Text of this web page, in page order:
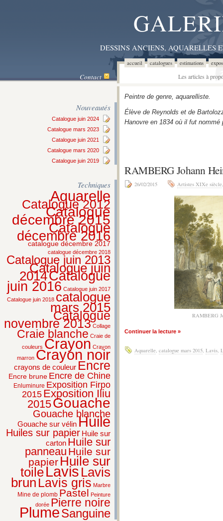
DESSINS ANCIENS,
accueil catalogues estimations
Contact Les articles à
Nouveautés
Catalogue juin 2024
Catalogue mars 2023
Catalogue juin 2021
Catalogue mars 2020
Catalogue juin 2019
Techniques
Aquarelle
Catalogue 2012
Catalogue
décembre 2015
Catalogue
décembre 2016
catalogue décembre 2017
catalogue décembre 2018
Catalogue juin 2013
Catalogue juin
2014Catalogue
juin 2016 Catalogue juin 2017
Catalogue juin 2018 catalogue
mars 2015
Catalogue
novembre 2013 Collage
Craie blanche Craie de
couleurs Crayon Crayon
marron Crayon noir
crayons de couleur Encre
Encre brune Encre de Chine
Enluminure Exposition Firpo
2015 Exposition Iliu
2015Gouache
Gouache blanche
Gouache sur vélinHuile
Huiles sur papier Huile sur
carton Huile sur
panneau Huile sur
papier Huile sur
toileLavis Lavis
brun Lavis gris Marbre
Mine de plomb Pastel Peinture
dorée Pierre noire
PlumeSanguine
Peintre de genre, aquarelliste.
Élève de Reynolds et de
Hanovre en 1834 où il fut nommé
RAMBERG Johann
26/02/2015 Artistes XIXe siècle
RAMBERG
Continuer la lecture »
Aquarelle, catalogue mars 2015, Lavis,